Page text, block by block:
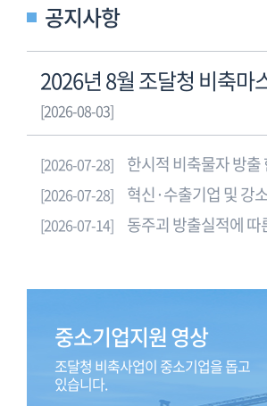
일
합
다.
공지사항
2026년 8월 조달청 비축마
[2026-08-03]
[2026-07-28] 한시적 비축물자 방출
[2026-07-28] 혁신·수출기업 및 강
[2026-07-14] 동주괴 방출실적에 따른 혁신·
중소기업지원 영상
조달청 비축사업이 중소기업을 돕고
있습니다.